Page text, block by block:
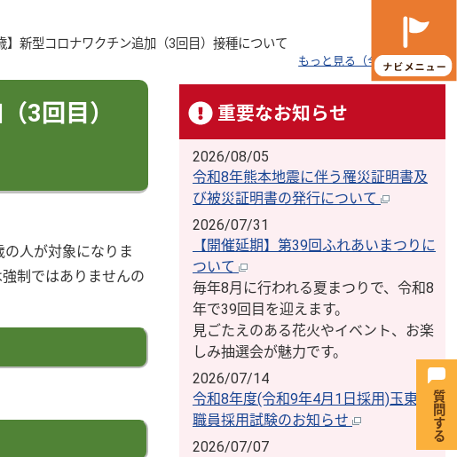
】新型コロナワクチン追加（3回目）接種について
もっと見る（全3件）
3回目）
人が対象になりま
制ではありませんの
重要なお知らせ
2026/08/05
令和8年熊本地震に伴う罹災証明書及
び被災証明書の発行について
2026/07/31
【開催延期】第39回ふれあいまつりに
ついて
毎年8月に行われる夏まつりで、令和8
年で39回目を迎えます。
見ごたえのある花火やイベント、お楽
しみ抽選会が魅力です。
2026/07/14
令和8年度(令和9年4月1日採用)玉東町
職員採用試験のお知らせ
2026/07/07